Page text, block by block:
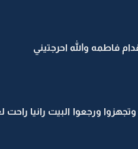
فاطمه والله احرجتيني
ورجعوا البيت رانيا